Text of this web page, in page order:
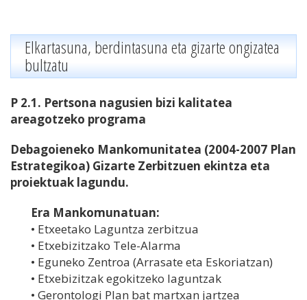
Elkartasuna, berdintasuna eta gizarte ongizatea
bultzatu
P 2.1. Pertsona nagusien bizi kalitatea
areagotzeko programa
Debagoieneko Mankomunitatea (2004-2007 Plan
Estrategikoa) Gizarte Zerbitzuen ekintza eta
proiektuak lagundu.
Era Mankomunatuan:
• Etxeetako Laguntza zerbitzua
• Etxebizitzako Tele-Alarma
• Eguneko Zentroa (Arrasate eta Eskoriatzan)
• Etxebizitzak egokitzeko laguntzak
• Gerontologi Plan bat martxan jartzea